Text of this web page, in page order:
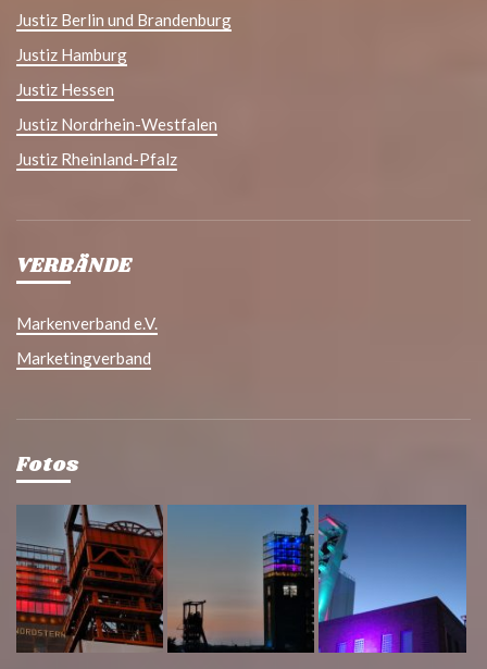
Justiz Berlin und Brandenburg
Justiz Hamburg
Justiz Hessen
Justiz Nordrhein-Westfalen
Justiz Rheinland-Pfalz
VERBÄNDE
Markenverband e.V.
Marketingverband
Fotos